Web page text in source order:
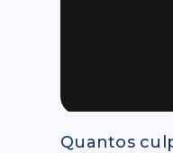
Quantos